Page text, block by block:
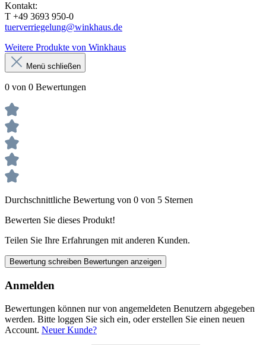
Kontakt:
T +49 3693 950-0
tuerverriegelung@winkhaus.de
Weitere Produkte von Winkhaus
Menü schließen
0 von 0 Bewertungen
Durchschnittliche Bewertung von 0 von 5 Sternen
Bewerten Sie dieses Produkt!
Teilen Sie Ihre Erfahrungen mit anderen Kunden.
Bewertung schreiben Bewertungen anzeigen
Anmelden
Bewertungen können nur von angemeldeten Benutzern abgegeben
werden. Bitte loggen Sie sich ein, oder erstellen Sie einen neuen
Account. Neuer Kunde?